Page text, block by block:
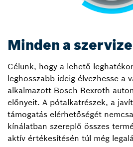
Minden a
Célunk, hogy a lehető
leghosszabb ideig élvezhesse a
alkalmazott Bosch Rexroth
előnyeit. A pótalkatrészek, a
támogatás elérhetőségét
kínálatban szereplő összes
aktív értékesítésén túl még